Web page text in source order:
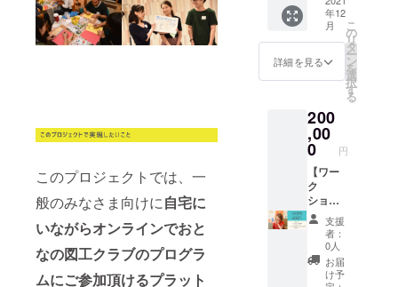
このプロジェクトでは、一
般のみなさま向けに自宅に
いながらオンラインでおと
なの図工クラブのプログラ
ムにご参加頂けるプラット
開催し
ます。
開催日
程は別
途ご連
い。
アート
作品／
20セン
チ×20セ
ンチの
描くオ
リジナ
ル作品
‐‐‐ ワー
ク
ショッ
プ／
2021年
12月～1
月、オ
ンライ
●オリジ
ナル
Zoom背
景デー
タ プロ
支援く
ださっ
た方
へ、感
謝の気
持ちを
お届け
しま
す！！
また、
プロ
ジェク
年12
月
詳細を見る
こ
の
リ
タ
ー
ン
を
選
択
す
る
200
,00
0 円
【ワー
ク
ショッ
プ単発
受講
コー
ス】 ●
御礼
支援
者：
0人
お届
け予